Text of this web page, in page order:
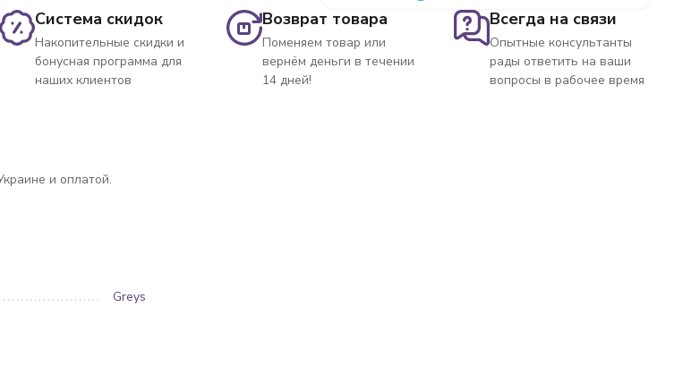
Система скидок
Накопительные скидки и
бонусная программа для
наших клиентов
Возврат товара
Поменяем товар или
вернём деньги в течении
14 дней!
Всегда на связи
Опытные консультанты
рады ответить на ваши
вопросы в рабочее время
и оплатой.
Greys